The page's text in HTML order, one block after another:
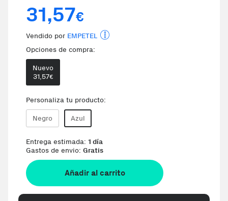
31,57€
Vendido por EMPETEL
Opciones de compra:
Nuevo
31,57€
Personaliza tu producto:
Negro Azul
Entrega estimada: 1 día
Gastos de envio: Gratis
Añadir al carrito